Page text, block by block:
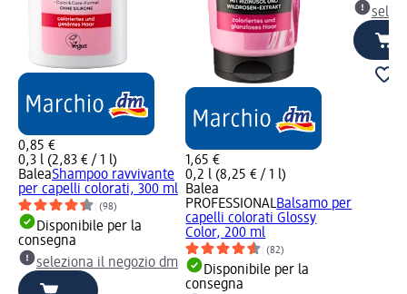
0,85 €
0,3 l (2,83 € / 1 l)
BaleaShampoo ravvivante
per capelli colorati, 300 ml
(98)
Disponibile per la
consegna
seleziona il negozio dm
1,65 €
0,2 l (8,25 € / 1 l)
Balea
PROFESSIONALBalsamo per
capelli colorati Glossy
Color, 200 ml
(82)
Disponibile per la
consegna